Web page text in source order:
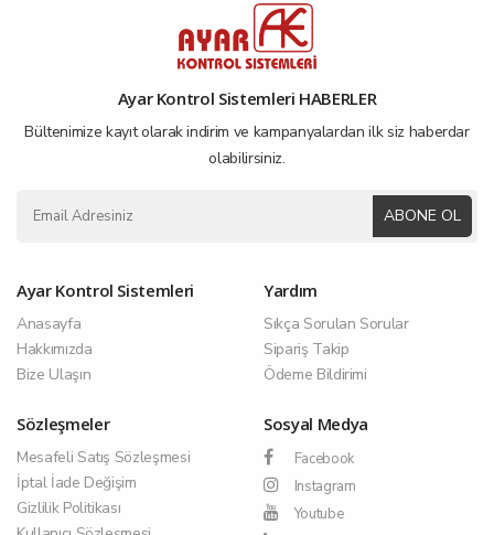
Ayar Kontrol Sistemleri HABERLER
Bültenimize kayıt olarak indirim ve kampanyalardan ilk siz haberdar
olabilirsiniz.
ABONE OL
Ayar Kontrol Sistemleri
Anasayfa
Hakkımızda
Bize Ulaşın
Yardım
Sıkça Sorulan Sorular
Sipariş Takip
Ödeme Bildirimi
Sözleşmeler
Mesafeli Satış Sözleşmesi
İptal İade Değişim
Gizlilik Politikası
Sosyal Medya
Facebook
Instagram
Youtube